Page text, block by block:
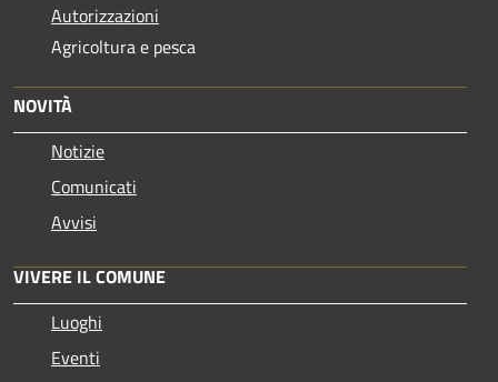
Autorizzazioni
Agricoltura e pesca
NOVITÀ
Notizie
Comunicati
Avvisi
VIVERE IL COMUNE
Luoghi
Eventi